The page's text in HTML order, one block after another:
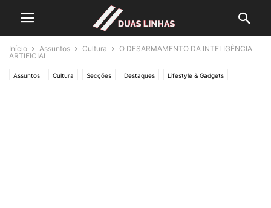
Início Assuntos Cultura
O DESARMAMENTO DA INTELIGÊNCIA
ARTIFICIAL
Assuntos Cultura Secções Destaques Lifestyle & Gadgets